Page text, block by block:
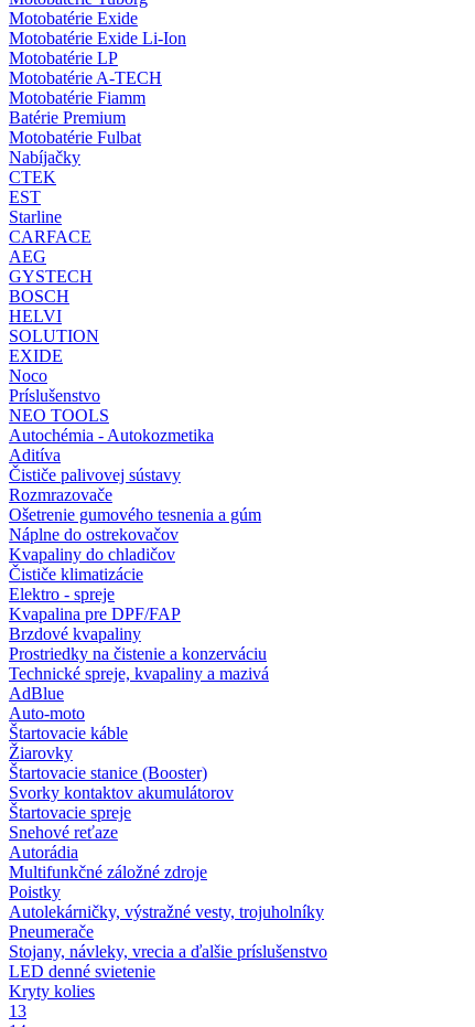
Motobatérie Exide
Motobatérie Exide Li-Ion
Motobatérie LP
Motobatérie A-TECH
Motobatérie Fiamm
Batérie Premium
Motobatérie Fulbat
Nabíjačky
CTEK
EST
Starline
CARFACE
AEG
GYSTECH
BOSCH
HELVI
SOLUTION
EXIDE
Noco
Príslušenstvo
NEO TOOLS
Autochémia - Autokozmetika
Aditíva
Čističe palivovej sústavy
Rozmrazovače
Ošetrenie gumového tesnenia a gúm
Náplne do ostrekovačov
Kvapaliny do chladičov
Čističe klimatizácie
Elektro - spreje
Kvapalina pre DPF/FAP
Brzdové kvapaliny
Prostriedky na čistenie a konzerváciu
Technické spreje, kvapaliny a mazivá
AdBlue
Auto-moto
Štartovacie káble
Žiarovky
Štartovacie stanice (Booster)
Svorky kontaktov akumulátorov
Štartovacie spreje
Snehové reťaze
Autorádia
Multifunkčné záložné zdroje
Poistky
Autolekárničky, výstražné vesty, trojuholníky
Pneumerače
Stojany, návleky, vrecia a ďalšie príslušenstvo
LED denné svietenie
Kryty kolies
13